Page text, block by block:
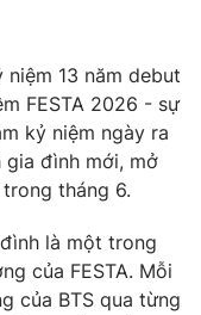
13 năm debut
FESTA 2026 - sự
kỷ niệm ngày ra
gia đình mới, mở
tháng 6.
là một trong
của FESTA. Mỗi
của BTS qua từng